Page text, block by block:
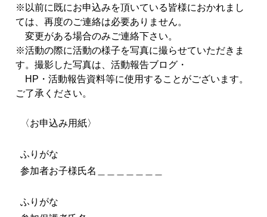
※以前に既にお申込みを頂いている皆様におかれまし
ては、再度のご連絡は必要ありません。
変更がある場合のみご連絡下さい。
※活動の際に活動の様子を写真に撮らせていただきま
す。撮影した写真は、活動報告ブログ・
HP・活動報告資料等に使用することがございます。
ご了承ください。
〈お申込み用紙〉
ふりがな
参加者お子様氏名＿＿＿＿＿＿＿
ふりがな